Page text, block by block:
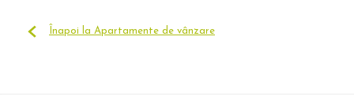
Înapoi la Apartamente de vânzare